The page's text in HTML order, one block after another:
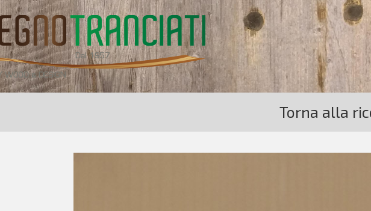
Torna alla